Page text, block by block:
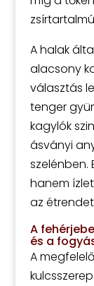
A halak
alacsony
választás
tenger
kagylók
ásványi
szelénben.
hanem
az
A
és a
A